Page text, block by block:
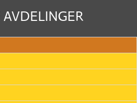
AVDELINGER